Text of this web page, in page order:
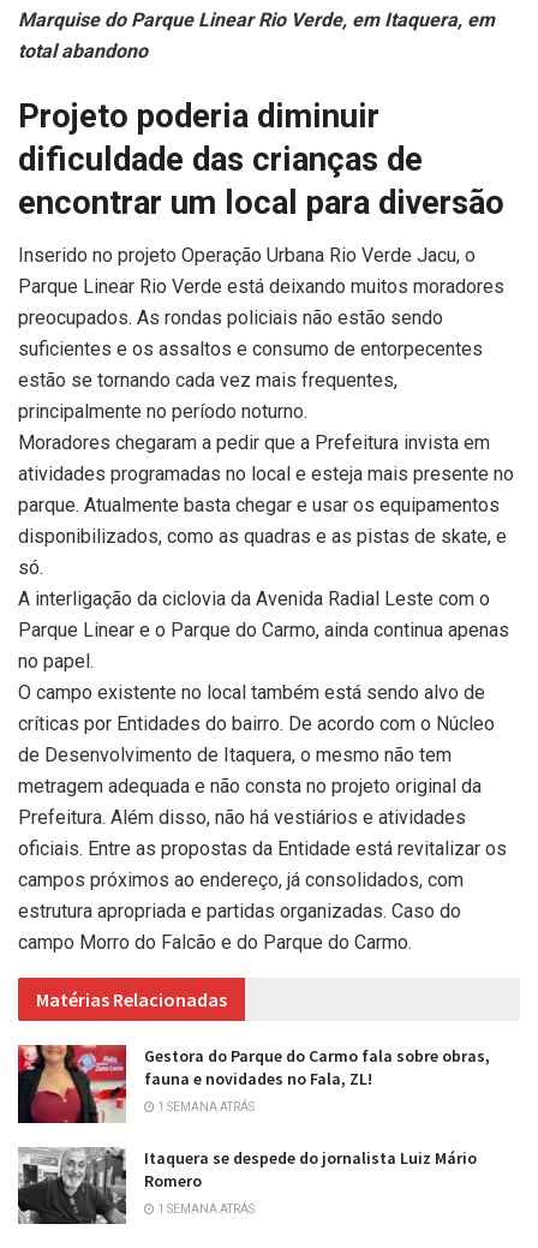
Marquise do Parque Linear Rio Verde, em Itaquera, em
total abandono
Projeto poderia diminuir
dificuldade das crianças de
encontrar um local para diversão
Inserido no projeto Operação Urbana Rio Verde Jacu, o
Parque Linear Rio Verde está deixando muitos moradores
preocupados. As rondas policiais não estão sendo
suficientes e os assaltos e consumo de entorpecentes
estão se tornando cada vez mais frequentes,
principalmente no período noturno.
Moradores chegaram a pedir que a Prefeitura invista em
atividades programadas no local e esteja mais presente no
parque. Atualmente basta chegar e usar os equipamentos
disponibilizados, como as quadras e as pistas de skate, e
só.
A interligação da ciclovia da Avenida Radial Leste com o
Parque Linear e o Parque do Carmo, ainda continua apenas
no papel.
O campo existente no local também está sendo alvo de
críticas por Entidades do bairro. De acordo com o Núcleo
de Desenvolvimento de Itaquera, o mesmo não tem
metragem adequada e não consta no projeto original da
Prefeitura. Além disso, não há vestiários e atividades
oficiais. Entre as propostas da Entidade está revitalizar os
campos próximos ao endereço, já consolidados, com
estrutura apropriada e partidas organizadas. Caso do
campo Morro do Falcão e do Parque do Carmo.
Matérias Relacionadas
Gestora do Parque do Carmo fala sobre obras,
fauna e novidades no Fala, ZL!
1 SEMANA ATRÁS
Itaquera se despede do jornalista Luiz Mário
Romero
1 SEMANA ATRÁS